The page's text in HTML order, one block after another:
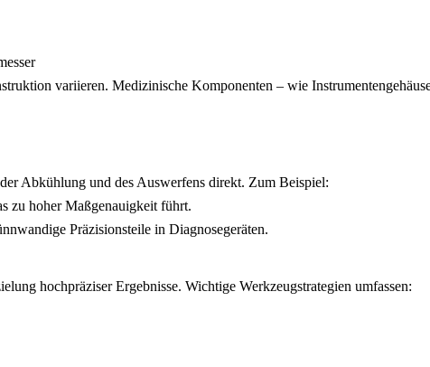
variieren. Medizinische Komponenten – wie
Abkühlung und des Auswerfens direkt. Zum Beispiel:
zu hoher Maßgenauigkeit führt.
Präzisionsteile in Diagnosegeräten.
hochpräziser Ergebnisse. Wichtige Werkzeugstrategien umfassen: